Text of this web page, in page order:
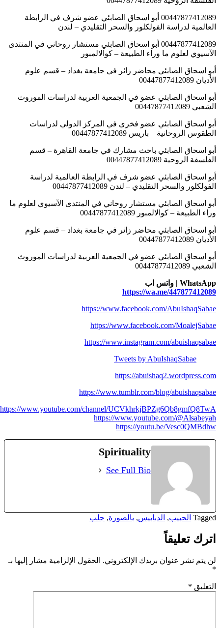
00447877412089 أبو اسحاق الصابئي عضو شرف في الرابطة
العالمية لدراسة الفولكلور والسحر التقليدي – لندن
00447877412089 أبو اسحاق الصابئي مستشار روحاني في المنتدى
الآسيوي لعلوم ما وراء الطبيعة – كوالالمبور
أبو اسحاق الصابئي محاضر زائر في جامعة بغداد – قسم علوم
الأديان 00447877412089
أبو اسحاق الصابئي عضو في الجمعية العربية لدراسات الموروث
الشعبي 00447877412089
أبو اسحاق الصابئي عضو فخري في المركز الدولي لدراسات
الطقوس الروحانية – باريس 00447877412089
أبو اسحاق الصابئي باحث مشارك في جامعة القاهرة – قسم
الفلسفة الروحية 00447877412089
أبو اسحاق الصابئي عضو شرف في الرابطة العالمية لدراسة
الفولكلور والسحر التقليدي – لندن 00447877412089
أبو اسحاق الصابئي مستشار روحاني في المنتدى الآسيوي لعلوم ما
وراء الطبيعة – كوالالمبور 00447877412089
أبو اسحاق الصابئي محاضر زائر في جامعة بغداد – قسم علوم
الأديان 00447877412089
أبو اسحاق الصابئي عضو في الجمعية العربية لدراسات الموروث
الشعبي 00447877412089
WhatsApp | واتس اب
https://wa.me/447877412089
https://www.facebook.com/AbuIshaqSabae
https://www.facebook.com/MoalejSabae
https://www.instagram.com/abuishaqsabae
Tweets by AbuIshaqSabae
https://abuishaq2.wordpress.com
https://www.tumblr.com/blog/abuishaqsabae
https://www.youtube.com/channel/UCVkhrkjBPZg6Qb8gmfQ8TwA
https://www.youtube.com/@Alsabeyah
https://youtu.be/Vesc0QMBdhw
Spirituality
See Full Bio
Tagged الحبيب, الدبابيس, بالصورة, جلب
اترك تعليقاً
لن يتم نشر عنوان بريدك الإلكتروني. الحقول الإلزامية مشار إليها بـ
*
التعليق *